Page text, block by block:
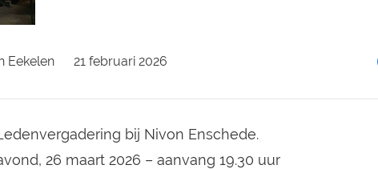
Eekelen 21 februari 2026
bij Nivon Enschede.
26 maart 2026 – aanvang 19.30 uur